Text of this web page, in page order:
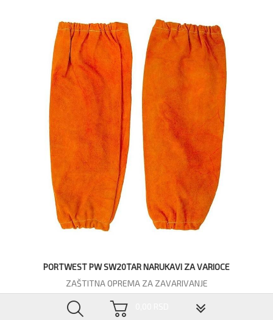
PORTWEST PW SW20TAR NARUKAVI ZA VARIOCE
ZAŠTITNA OPREMA ZA ZAVARIVANJE
2.064,00 RSD
▼